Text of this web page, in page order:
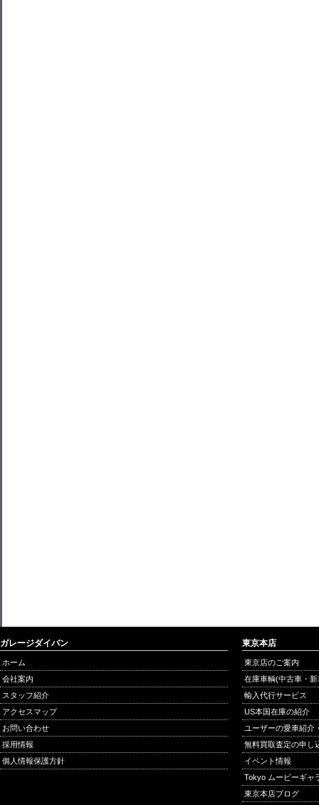
ガレージダイバン
ホーム
会社案内
スタッフ紹介
アクセスマップ
お問い合わせ
採用情報
個人情報保護方針
東京本店
東京店のご案内
在庫車輌(中古車・
輸入代行サービス
US本国在庫の紹介
ユーザーの愛車紹介
無料買取査定の申し
イベント情報
Tokyo ムービーギャ
東京本店ブログ